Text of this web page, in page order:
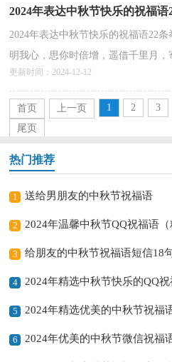
2024年表达中秋节快乐的祝福语
2024年表达中秋节快乐的祝福语22
明我心，思你时倍增，遥借千里月
事圆满！以下是小编给各位读者分享
详情>>
更新时间：2024-12-12
首页 上一页 1 2 3
尾页
热门推荐
1 送给男朋友的中秋节祝福语
2 2024年温馨中秋节QQ祝福语（
3 给朋友的中秋节祝福语短信18
4 2024年精选中秋节快乐的QQ
5 2024年精选优美的中秋节祝福
6 2024年优美的中秋节微信祝福